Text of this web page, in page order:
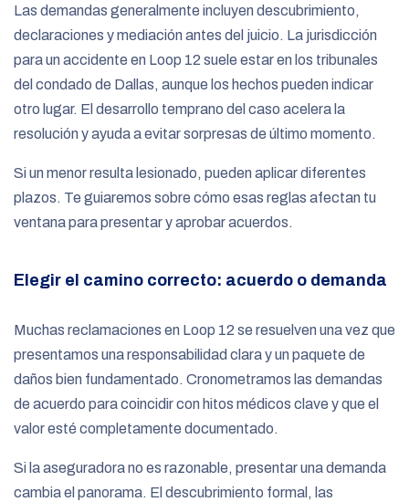
Las demandas generalmente incluyen descubrimiento,
declaraciones y mediación antes del juicio. La jurisdicción
para un accidente en Loop 12 suele estar en los tribunales
del condado de Dallas, aunque los hechos pueden indicar
otro lugar. El desarrollo temprano del caso acelera la
resolución y ayuda a evitar sorpresas de último momento.
Si un menor resulta lesionado, pueden aplicar diferentes
plazos. Te guiaremos sobre cómo esas reglas afectan tu
ventana para presentar y aprobar acuerdos.
Elegir el camino correcto: acuerdo o demanda
Muchas reclamaciones en Loop 12 se resuelven una vez que
presentamos una responsabilidad clara y un paquete de
daños bien fundamentado. Cronometramos las demandas
de acuerdo para coincidir con hitos médicos clave y que el
valor esté completamente documentado.
Si la aseguradora no es razonable, presentar una demanda
cambia el panorama. El descubrimiento formal, las